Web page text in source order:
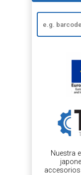
Nuestra